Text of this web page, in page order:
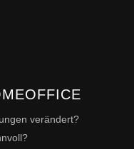
verändert?